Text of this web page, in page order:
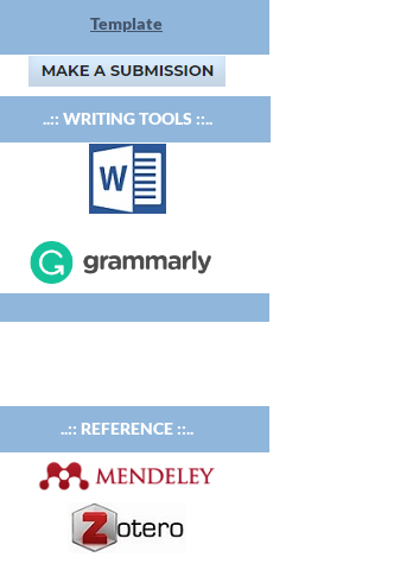
Template
..:: WRITING TOOLS ::..
..:: REFERENCE ::..